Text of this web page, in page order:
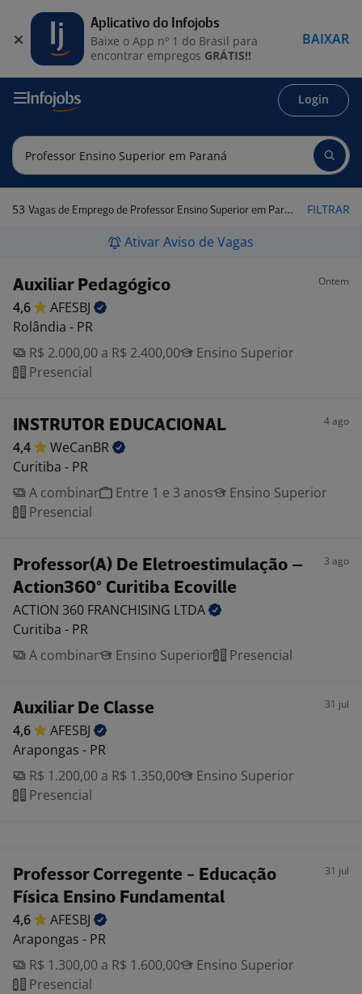
Login
53 Vagas de Emprego de Professor Ensino Superior em Paraná FILTRAR
Ativar Aviso de Vagas
Auxiliar Pedagógico Ontem
4,6
AFESBJ
Rolândia - PR
R$ 2.000,00 a R$ 2.400,00
Ensino Superior
Presencial
INSTRUTOR EDUCACIONAL 4 ago
4,4
WeCanBR
Curitiba - PR
A combinar
Entre 1 e 3 anos
Ensino Superior
Presencial
Professor(A) De Eletroestimulação –
Action360° Curitiba Ecoville
3 ago
ACTION 360 FRANCHISING LTDA
Curitiba - PR
A combinar
Ensino Superior Presencial
Auxiliar De Classe 31 jul
4,6
AFESBJ
Arapongas - PR
R$ 1.200,00 a R$ 1.350,00
Ensino Superior
Presencial
Professor Corregente - Educação
Física Ensino Fundamental
31 jul
4,6
AFESBJ
Arapongas - PR
R$ 1.300,00 a R$ 1.600,00
Ensino Superior
Presencial
Aplicativo do Infojobs
Baixe o App nº 1 do Brasil para
encontrar empregos GRÁTIS!!
BAIXAR